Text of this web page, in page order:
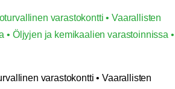
varastokontti • Vaarallisten